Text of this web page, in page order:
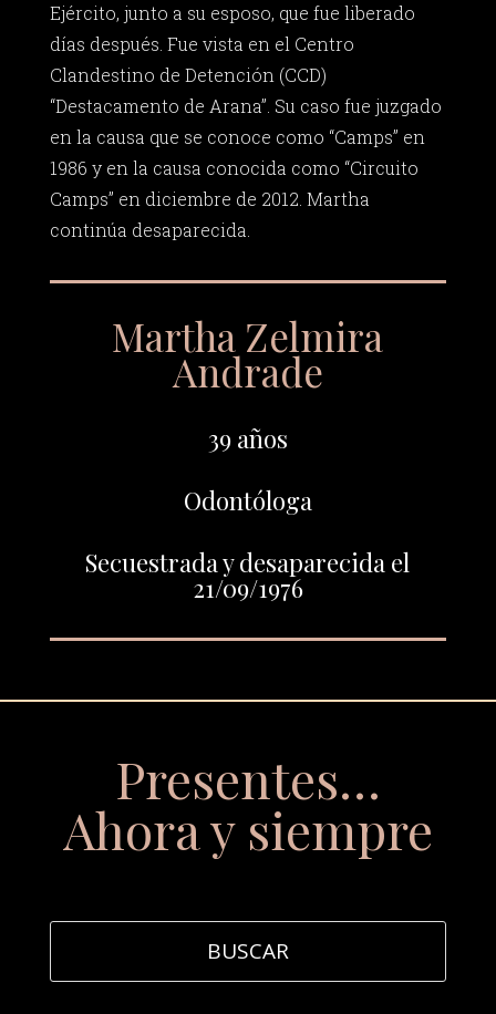
Ejército, junto a su esposo, que fue liberado
días después. Fue vista en el Centro
Clandestino de Detención (CCD)
“Destacamento de Arana”. Su caso fue juzgado
en la causa que se conoce como “Camps” en
1986 y en la causa conocida como “Circuito
Camps” en diciembre de 2012. Martha
continúa desaparecida.
Martha Zelmira
Andrade
39 años
Odontóloga
Secuestrada y desaparecida el
21/09/1976
Presentes…
Ahora y siempre